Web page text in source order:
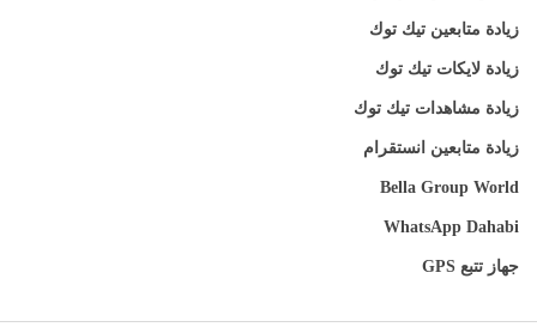
زيادة متابعين تيك توك
زيادة لايكات تيك توك
زيادة مشاهدات تيك توك
زيادة متابعين انستقرام
Bella Group World
WhatsApp Dahabi
جهاز تتبع GPS